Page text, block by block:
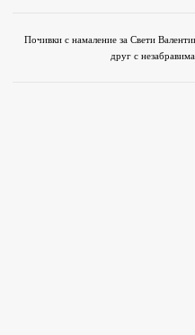
Почивки с намаление за Свети
друг с